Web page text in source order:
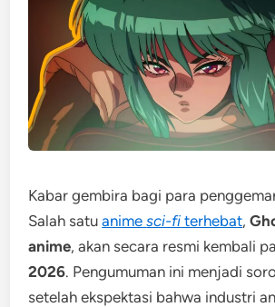
Kabar gembira bagi para
Salah satuanimesci-fi terhebat,
anime, akan secara resmi kembali
2026. Pengumuman ini menjadi
setelah ekspektasi bahwa industri